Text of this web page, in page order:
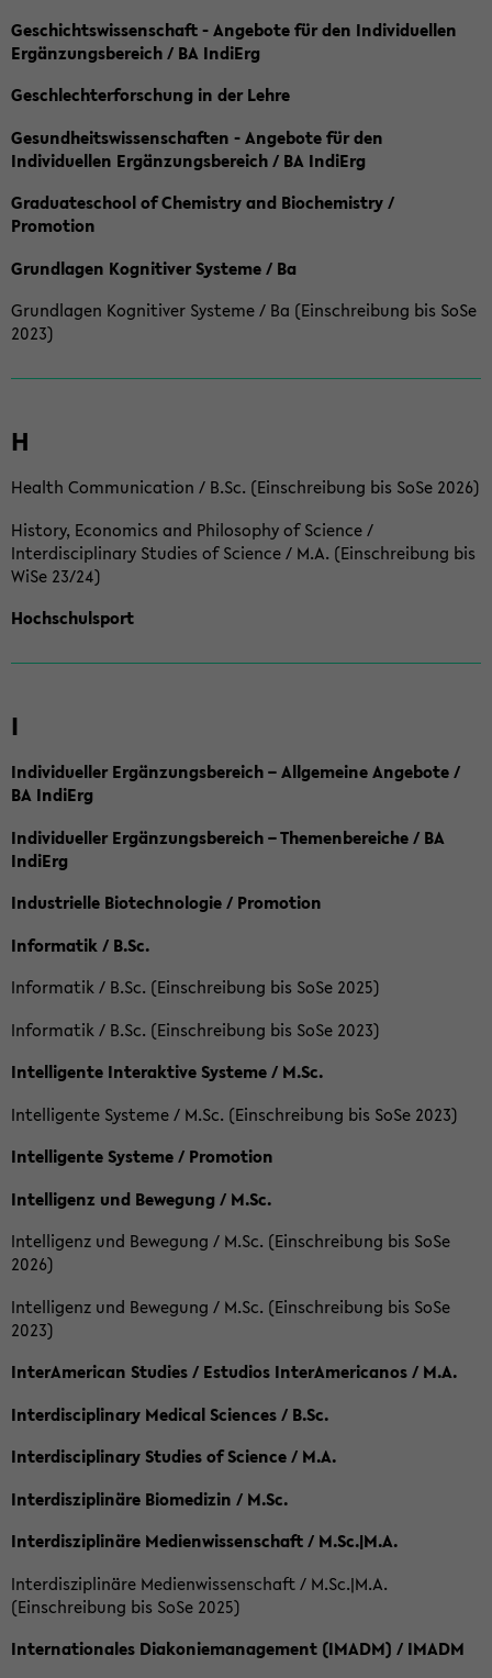
Geschichtswissenschaft - Angebote für den Individuellen
Ergänzungsbereich / BA IndiErg
Geschlechterforschung in der Lehre
Gesundheitswissenschaften - Angebote für den
Individuellen Ergänzungsbereich / BA IndiErg
Graduateschool of Chemistry and Biochemistry /
Promotion
Grundlagen Kognitiver Systeme / Ba
Grundlagen Kognitiver Systeme / Ba (Einschreibung bis SoSe
2023)
H
Health Communication / B.Sc. (Einschreibung bis SoSe 2026)
History, Economics and Philosophy of Science /
Interdisciplinary Studies of Science / M.A. (Einschreibung bis
WiSe 23/24)
Hochschulsport
I
Individueller Ergänzungsbereich – Allgemeine Angebote /
BA IndiErg
Individueller Ergänzungsbereich – Themenbereiche / BA
IndiErg
Industrielle Biotechnologie / Promotion
Informatik / B.Sc.
Informatik / B.Sc. (Einschreibung bis SoSe 2025)
Informatik / B.Sc. (Einschreibung bis SoSe 2023)
Intelligente Interaktive Systeme / M.Sc.
Intelligente Systeme / M.Sc. (Einschreibung bis SoSe 2023)
Intelligente Systeme / Promotion
Intelligenz und Bewegung / M.Sc.
Intelligenz und Bewegung / M.Sc. (Einschreibung bis SoSe
2026)
Intelligenz und Bewegung / M.Sc. (Einschreibung bis SoSe
2023)
InterAmerican Studies / Estudios InterAmericanos / M.A.
Interdisciplinary Medical Sciences / B.Sc.
Interdisciplinary Studies of Science / M.A.
Interdisziplinäre Biomedizin / M.Sc.
Interdisziplinäre Medienwissenschaft / M.Sc.|M.A.
Interdisziplinäre Medienwissenschaft / M.Sc.|M.A.
(Einschreibung bis SoSe 2025)
Internationales Diakoniemanagement (IMADM) / IMADM